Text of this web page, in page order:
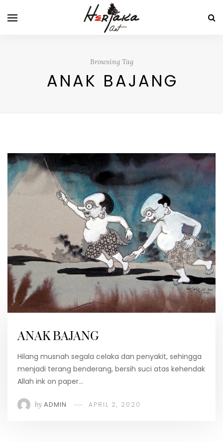
Browsing Tag
ANAK BAJANG
ANAK BAJANG
Hilang musnah segala celaka dan penyakit, sehingga
menjadi terang benderang, bersih suci atas kehendak
Allah ink on paper…
by ADMIN APRIL 2, 2020